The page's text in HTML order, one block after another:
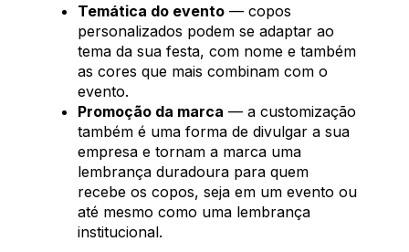
Temática do evento — copos
personalizados podem se adaptar ao
tema da sua festa, com nome e também
as cores que mais combinam com o
evento.
Promoção da marca — a customização
também é uma forma de divulgar a sua
empresa e tornam a marca uma
lembrança duradoura para quem
recebe os copos, seja em um evento ou
até mesmo como uma lembrança
institucional.